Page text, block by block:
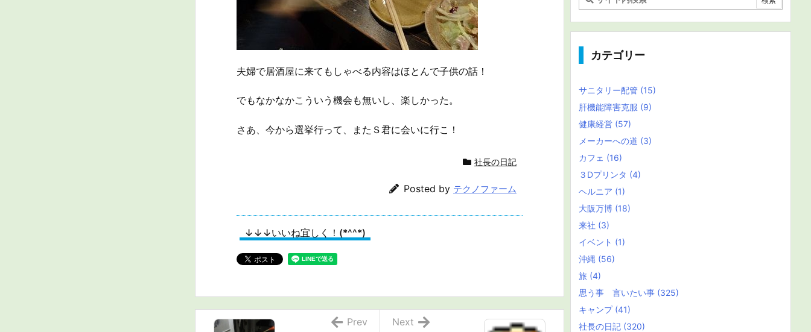
夫婦で居酒屋に来てもしゃべる内容はほとんで子供の話！
でもなかなかこういう機会も無いし、楽しかった。
さあ、今から選挙行って、またＳ君に会いに行こ！
社長の日記
Posted by テクノファーム
↓↓↓いいね宜しく！(*^^*)
Next
Prev
カテゴリー
サニタリー配管 (15)
肝機能障害克服 (9)
健康経営 (57)
メーカーへの道 (3)
カフェ (16)
３Dプリンタ (4)
ヘルニア (1)
大阪万博 (18)
来社 (3)
イベント (1)
沖縄 (56)
旅 (4)
思う事 言いたい事 (325)
キャンプ (41)
社長の日記 (320)